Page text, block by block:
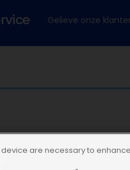
Gelieve onze
are necessary to